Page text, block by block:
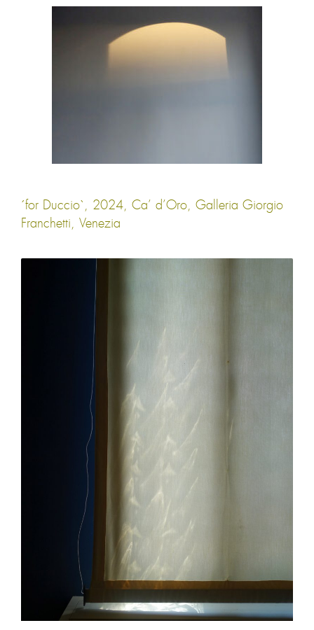
´for Duccio`, 2024, Ca’ d’Oro, Galleria Giorgio
Franchetti, Venezia